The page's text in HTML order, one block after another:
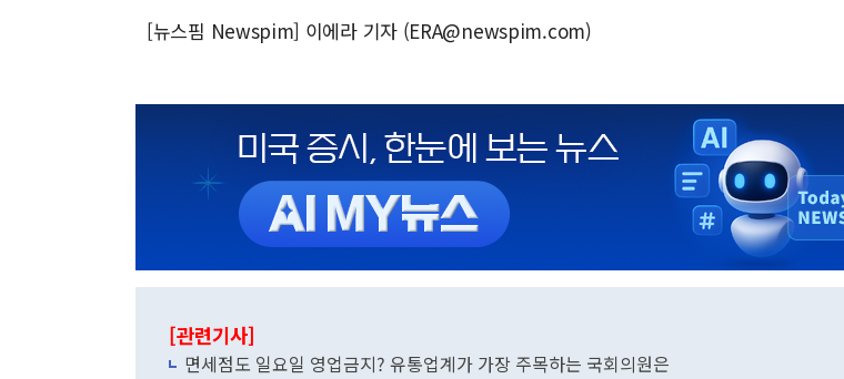
[뉴스핌 Newspim] 이에라 기자 (ERA@newspim.com)
[관련기사]
면세점도 일요일 영업금지? 유통업계가 가장 주목하는 국회의원은